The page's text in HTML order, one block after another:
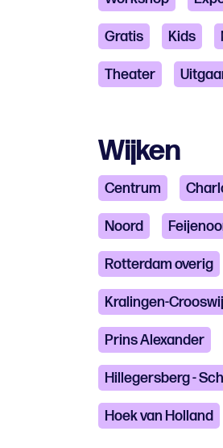
Gratis Kids
Theater
Wijken
Centrum
Noord
Rotterdam overig
Kralingen-
Prins Alexander
Hillegersberg -
Hoek van Holland